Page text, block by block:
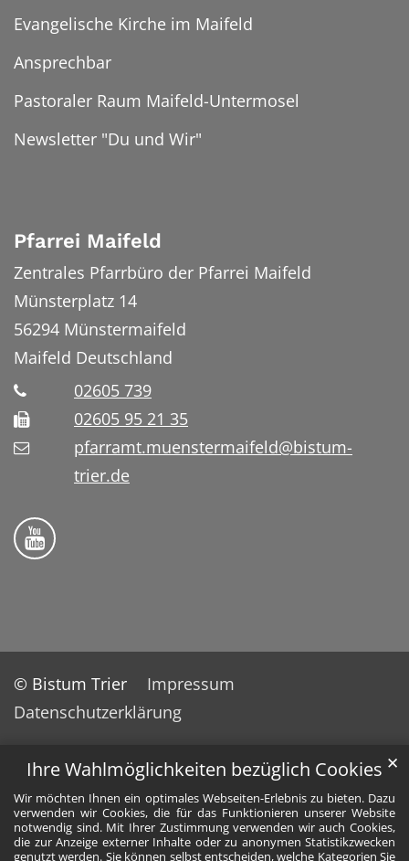
Ihre Wahlmöglichkeiten bezüglich Cookies
Wir möchten Ihnen ein optimales Webseiten-Erlebnis zu bieten. Dazu
verwenden wir Cookies, die für das Funktionieren unserer Website
notwendig sind. Mit Ihrer Zustimmung verwenden wir auch Cookies,
die zur Anzeige externer Inhalte oder zu anonymen Statistikzwecken
genutzt werden. Sie können selbst entscheiden, welche Kategorien Sie
✕
Evangelische Kirche im Maifeld
Ansprechbar
Pastoraler Raum Maifeld-Untermosel
Newsletter "Du und Wir"
Pfarrei Maifeld
Zentrales Pfarrbüro der Pfarrei Maifeld
Münsterplatz 14
56294 Münstermaifeld
Maifeld Deutschland
02605 739
02605 95 21 35
pfarramt.muenstermaifeld@bistum-
trier.de
Folge uns auf YouTube
© Bistum Trier
Impressum
Datenschutzerklärung